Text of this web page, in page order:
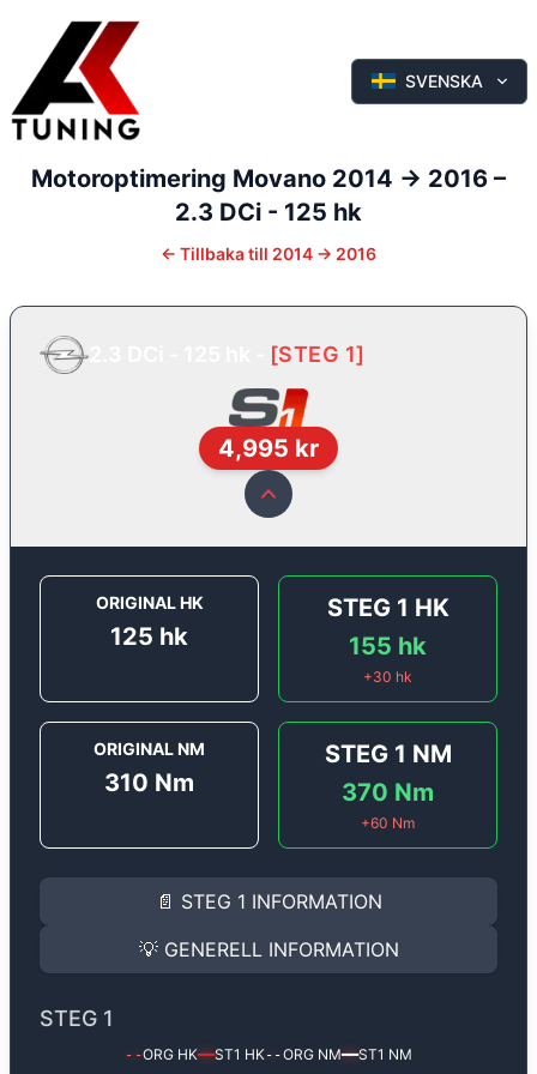
SVENSKA
Motoroptimering Movano 2014 -> 2016 –
2.3 DCi - 125 hk
← Tillbaka till 2014 -> 2016
2.3 DCi - 125 hk [STEG 1]
4,995 kr
ORIGINAL HK
125 hk
STEG 1 HK
155 hk
+30 hk
ORIGINAL NM
310 Nm
STEG 1 NM
370 Nm
+60 Nm
📄 STEG 1 INFORMATION
INFORMATION
Steg 1
Opel Movano 2.3 DCi -
Effekten ökar från125 hktill155 hkoch
(+30 hk & +60 Nm).
Ger mer effekt, högre vridmoment, lägre
Steg 1 mjukvara justerar vi ett antal
💡 GENERELL INFORMATION
✅ All mjukvara är skräddarsydd för din bil
✅ Felsökning inann samt efter optimering
STEG 1
--ORG HK━━ST1 HK--ORG NM━━ST1 NM